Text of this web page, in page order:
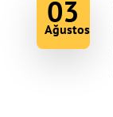
03
Ağustos